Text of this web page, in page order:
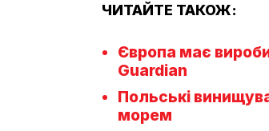
ЧИТАЙТЕ ТАКОЖ:
Європа має
Guardian
Польські
морем